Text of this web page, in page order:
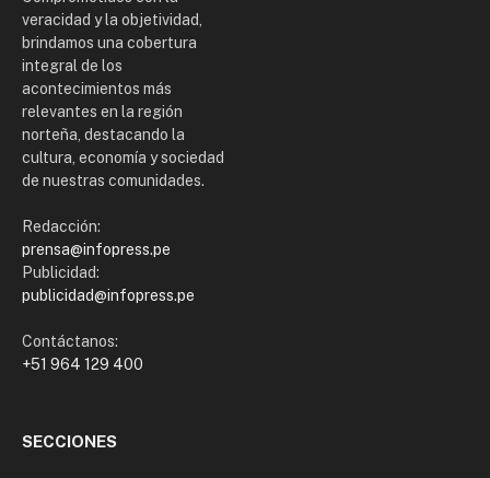
veracidad y la objetividad,
brindamos una cobertura
integral de los
acontecimientos más
relevantes en la región
norteña, destacando la
cultura, economía y sociedad
de nuestras comunidades.
Redacción:
prensa@infopress.pe
Publicidad:
publicidad@infopress.pe
Contáctanos:
+51 964 129 400
SECCIONES